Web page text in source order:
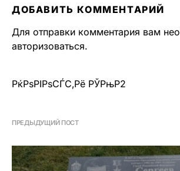
ДОБАВИТЬ КОММЕНТАРИЙ
Для отправки комментария вам
авторизоваться.
РќРѕРІРѕСЃС‚Рё РЎРњР2
ПРЕДЫДУЩИЙ ПОСТ